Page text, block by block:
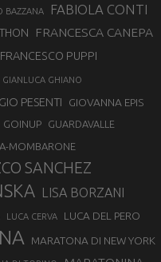
BAZZANA FABIOLA CONTI
FRANCESCA CANEPA
FRANCESCO PUPPI
GIANLUCA GHIANO
PESENTI GIOVANNA EPIS
GOINUP GUARDAVALLE
MOMBARONE
SANCHEZ
LISA BORZANI
LUCA CERVA LUCA DEL PERO
MARATONA DI NEW YORK